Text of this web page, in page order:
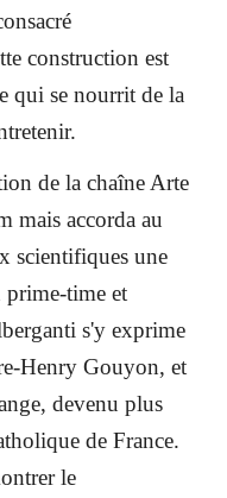
construction est
qui se nourrit de la
de la chaîne Arte
mais accorda au
scientifiques une
prime-time et
s'y exprime
Henry Gouyon, et
devenu plus
de France.
le